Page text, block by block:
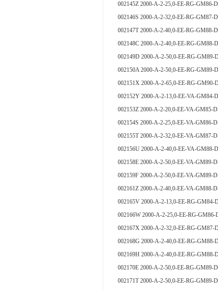
002145Z 2000-A-2-25,0-EE-RG-
002146S 2000-A-2-32,0-EE-RG-
002147T 2000-A-2-40,0-EE-RG-
002148C 2000-A-2-40,0-EE-RG-
002149D 2000-A-2-50,0-EE-RG-
002150A 2000-A-2-50,0-EE-RG-
002151X 2000-A-2-65,0-EE-RG-
002152Y 2000-A-2-13,0-EE-VA-
002153Z 2000-A-2-20,0-EE-VA-
002154S 2000-A-2-25,0-EE-VA-
002155T 2000-A-2-32,0-EE-VA-
002156U 2000-A-2-40,0-EE-VA-
002158E 2000-A-2-50,0-EE-VA-
002159F 2000-A-2-50,0-EE-VA-
002161Z 2000-A-2-40,0-EE-VA-GM88-
002165V 2000-A-2-13,0-EE-RG-GM84-
002166W 2000-A-2-25,0-EE-RG-
002167X 2000-A-2-32,0-EE-RG-GM87-
002168G 2000-A-2-40,0-EE-RG-GM88-
002169H 2000-A-2-40,0-EE-RG-GM88-
002170E 2000-A-2-50,0-EE-RG-GM89-
002171T 2000-A-2-50,0-EE-RG-GM89-